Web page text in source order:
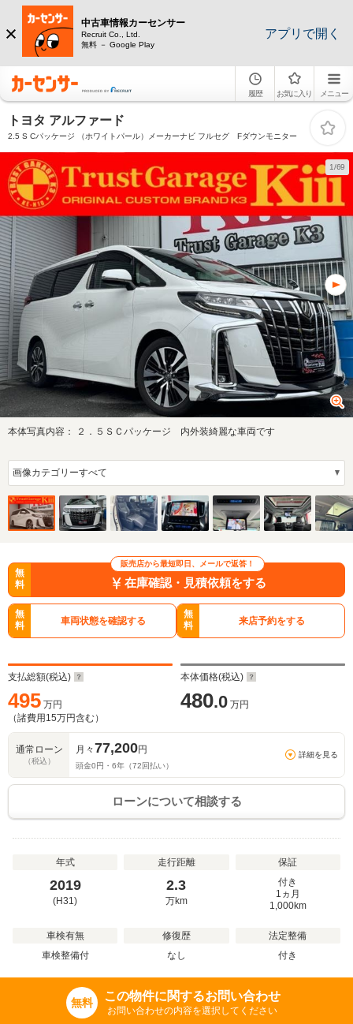
中古車情報カーセンサー
Recruit Co., Ltd.
無料 － Google Play
アプリで開く
履歴 お気に入り メニュー
トヨタ アルファード
2.5 S Cパッケージ （ホワイトパール）メーカーナビ フルセグ Fダウンモニター
1/69
本体写真内容： ２．５ＳＣパッケージ 内外装綺麗な車両です
販売店から最短即日、メールで返答！
無
料
在庫確認・見積依頼をする
無
料
車両状態を確認する
無
料
来店予約をする
支払総額(税込)
495 万円
（諸費用 15万円含む）
本体価格(税込)
480.0 万円
通常ローン
（税込）
月々77,200円
頭金0円・ 6年（72 回払い）
詳細を見る
ローンについて相談する
年式
2019
(H31)
走行距離
2.3
万km
保証
付き
1ヵ月
1,000km
車検有無
車検整備付
修復歴
なし
法定整備
付き
無料 この物件に関するお問い合わせ
お問い合わせの内容を選択してください